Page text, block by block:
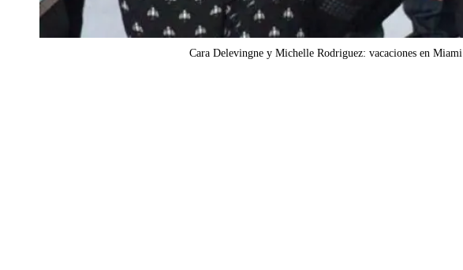
Cara Delevingne y Michelle Rodriguez: vacaciones en Miami